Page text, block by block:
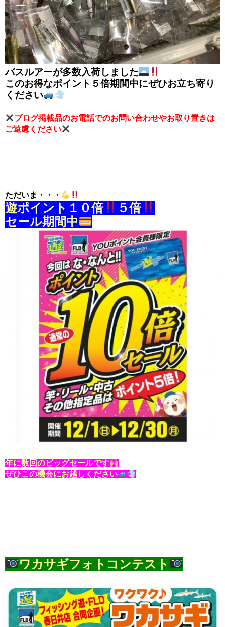
バスルアーが多数入荷しました
このお得なポイント５倍期間中にぜひお立ち寄り
ください
ブログ掲載品のお電話でのお問い合わせやお取り置きは
ご遠慮ください
ただいま・・・
遊ポイント１０倍
５倍
セール期間中
年に数回のビッグセールです
ぜひこの機会にお越しください
ワカサギフォトコンテスト